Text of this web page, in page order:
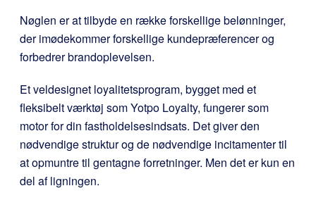
Nøglen er at tilbyde en række forskellige belønninger,
der imødekommer forskellige kundepræferencer og
forbedrer brandoplevelsen.
Et veldesignet loyalitetsprogram, bygget med et
fleksibelt værktøj som Yotpo Loyalty, fungerer som
motor for din fastholdelsesindsats. Det giver den
nødvendige struktur og de nødvendige incitamenter til
at opmuntre til gentagne forretninger. Men det er kun en
del af ligningen.